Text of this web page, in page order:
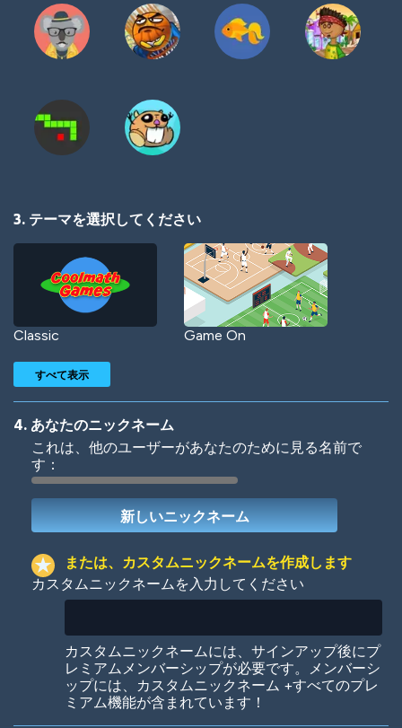
3. テーマを選択してください
Classic Game On
Woof
Colorful
すべて表示
4. あなたのニックネーム
これは、他のユーザーがあなたのために見る名前で
す：
または、カスタムニックネームを作成します
カスタムニックネームを入力してください
カスタムニックネームには、サインアップ後にプ
レミアムメンバーシップが必要です。メンバーシ
ップには、カスタムニックネーム +すべてのプレ
ミアム機能が含まれています！